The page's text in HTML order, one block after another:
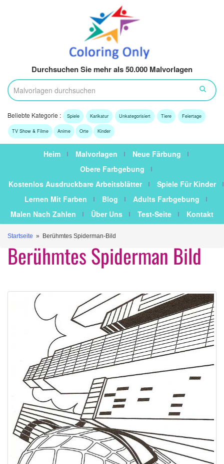
Durchsuchen Sie mehr als 50.000 Malvorlagen
Beliebte Kategorie : Spiele Karikatur Unkategorisiert Tiere Feiertage
TV Show & Filme Anime Orte Kinder
Heim Malvorlagen
Neue Färbung
Obere Farbgebung
Kostenlos Ausdruckbare Arbeitsblätter
Spiele Für Kinder
Lernen Mit Farben
Blog
Adults Farbgebung
Malen Nach Zahlen
Über Uns Test-Seite Kontakt
Startseite » Berühmtes Spiderman-Bild
Berühmtes Spiderman Bild